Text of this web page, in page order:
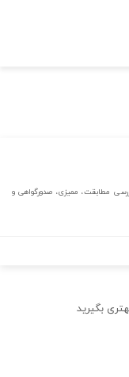
مطابقت، ممیزی، صدورگواهی و
بگیرید